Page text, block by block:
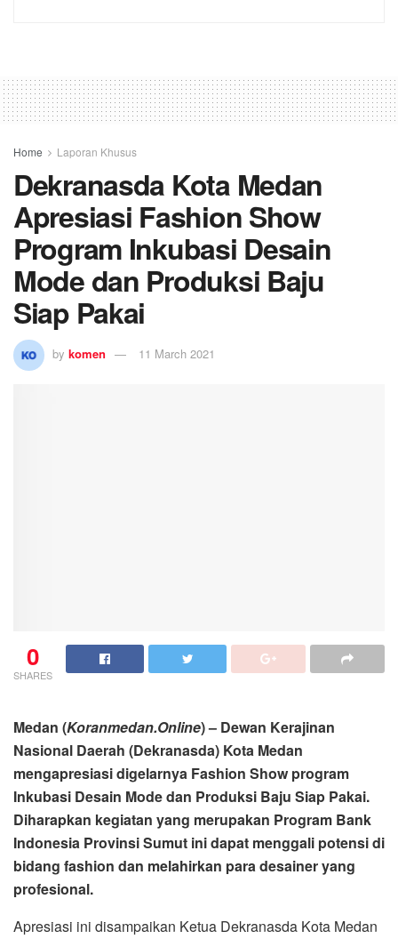
Home Laporan Khusus
Dekranasda Kota Medan
Apresiasi Fashion Show
Program Inkubasi Desain
Mode dan Produksi Baju
Siap Pakai
by komen 11 March 2021
0
SHARES
Medan (Koranmedan.Online) – Dewan Kerajinan
Nasional Daerah (Dekranasda) Kota Medan
mengapresiasi digelarnya Fashion Show program
Inkubasi Desain Mode dan Produksi Baju Siap Pakai.
Diharapkan kegiatan yang merupakan Program Bank
Indonesia Provinsi Sumut ini dapat menggali potensi di
bidang fashion dan melahirkan para desainer yang
profesional.
Apresiasi ini disampaikan Ketua Dekranasda Kota Medan